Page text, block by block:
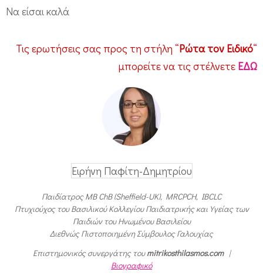
Να είσαι καλά
Τις ερωτήσεις σας προς τη στήλη “Ρώτα τον Ειδικό“
μπορείτε να τις στέλνετε ΕΔΩ
Ειρήνη Παφίτη-Δημητρίου
Παιδίατρος MB ChB (Sheffield-UK), MRCPCH, IBCLC
Πτυχιούχος του Βασιλικού Κολλεγίου Παιδιατρικής και Υγείας των
Παιδιών του Ηνωμένου Βασιλείου
Διεθνώς Πιστοποιημένη Σύμβουλος Γαλουχίας
Επιστημονικός συνεργάτης τουmitrikosthilasmos.com|
Βιογραφικό